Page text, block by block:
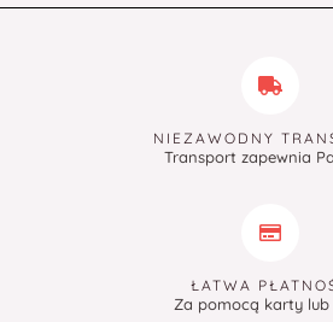
NIEZAWODNY
Transport zapewnia
ŁATWA
Za pomocą karty lub